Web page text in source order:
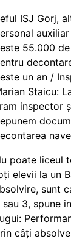
ISJ Gorj,
55.000
un an /
Staicu:
inspector
poate liceul
elevii la un
sunt
sau 3, spune
câți